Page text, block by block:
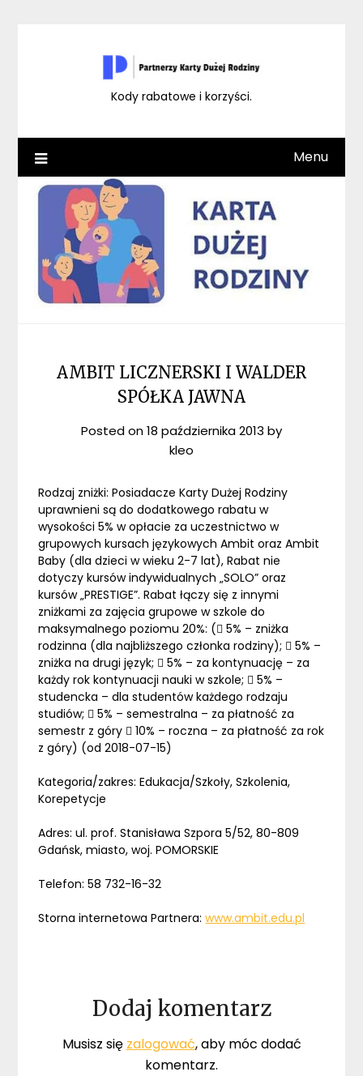
Kody rabatowe i korzyści.
Menu
AMBIT LICZNERSKI I WALDER
SPÓŁKA JAWNA
Posted on18 października 2013 by
kleo
Rodzaj zniżki: Posiadacze Karty Dużej Rodziny
uprawnieni są do dodatkowego rabatu w
wysokości 5% w opłacie za uczestnictwo w
grupowych kursach językowych Ambit oraz Ambit
Baby (dla dzieci w wieku 2-7 lat), Rabat nie
dotyczy kursów indywidualnych „SOLO” oraz
kursów „PRESTIGE”. Rabat łączy się z innymi
zniżkami za zajęcia grupowe w szkole do
maksymalnego poziomu 20%: ( 5% – zniżka
rodzinna (dla najbliższego członka rodziny);  5% –
zniżka na drugi język;  5% – za kontynuację – za
każdy rok kontynuacji nauki w szkole;  5% –
studencka – dla studentów każdego rodzaju
studiów;  5% – semestralna – za płatność za
semestr z góry  10% – roczna – za płatność za rok
z góry) (od 2018-07-15)
Kategoria/zakres: Edukacja/Szkoły, Szkolenia,
Korepetycje
Adres: ul. prof. Stanisława Szpora 5/52, 80-809
Gdańsk, miasto, woj. POMORSKIE
Telefon: 58 732-16-32
Storna internetowa Partnera:www.ambit.edu.pl
Dodaj komentarz
Musisz się zalogować, aby móc dodać
komentarz.